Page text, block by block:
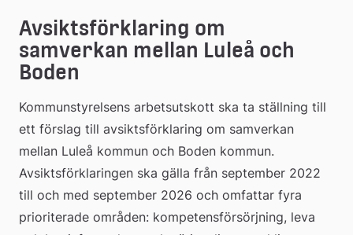
Avsiktsförklaring om
samverkan mellan Luleå och
Boden
Kommunstyrelsens arbetsutskott ska ta ställning till
ett förslag till avsiktsförklaring om samverkan
mellan Luleå kommun och Boden kommun.
Avsiktsförklaringen ska gälla från september 2022
till och med september 2026 och omfattar fyra
prioriterade områden: kompetensförsörjning, leva